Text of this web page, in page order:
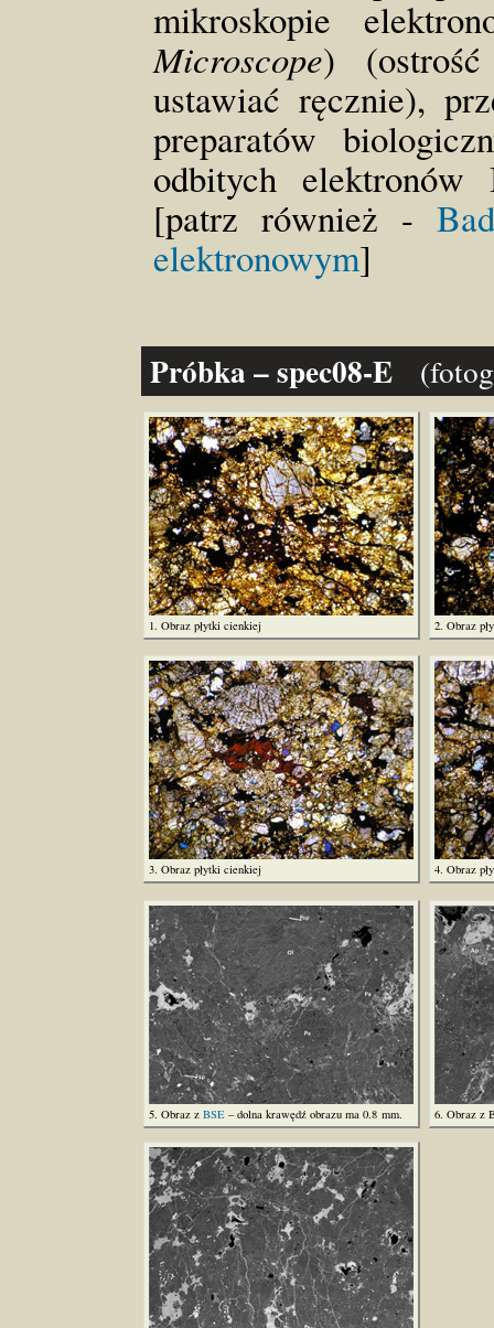
mikroskopie
Microscope)
ustawiać ręcznie),
preparatów
odbitych
[patrz również -
elektronowym]
Próbka – spec08-E
1. Obraz płytki cienkiej 2. Obraz
3. Obraz płytki cienkiej 4. Obraz
5. Obraz z BSE – dolna krawędź obrazu ma 0.8 mm. 6. Obraz z